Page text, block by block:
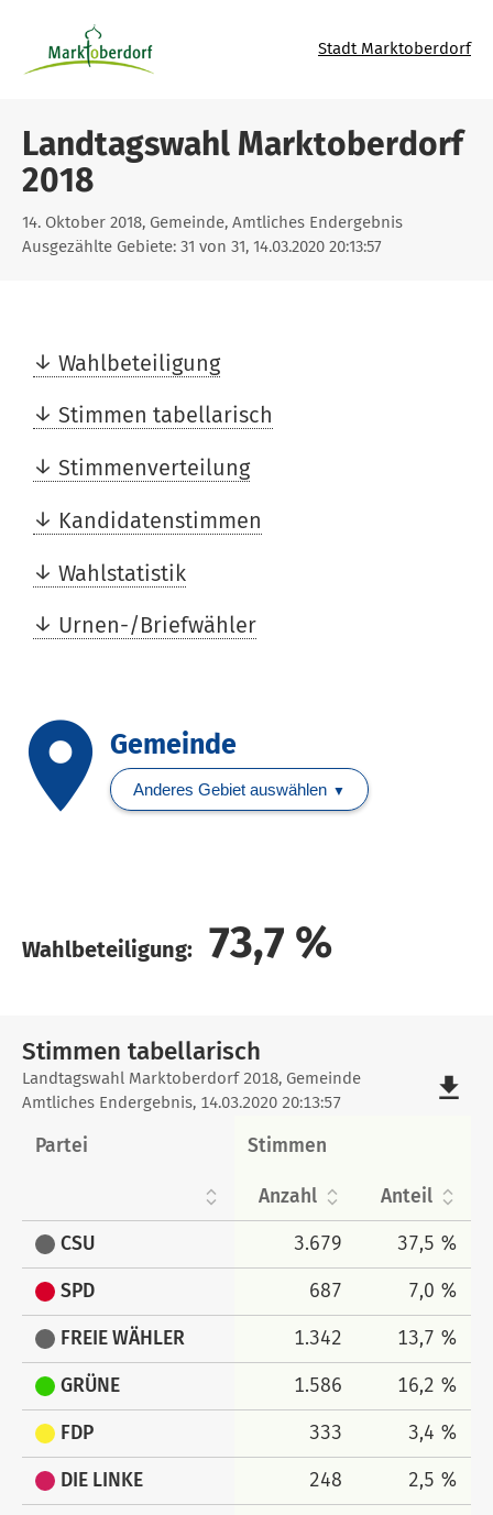
Stadt Marktoberdorf
Landtagswahl Marktoberdorf
2018
14. Oktober 2018, Gemeinde, Amtliches Endergebnis
Ausgezählte Gebiete: 31 von 31, 14.03.2020 20:13:57
Wahlbeteiligung
Stimmen tabellarisch
Stimmenverteilung
Kandidatenstimmen
Wahlstatistik
Urnen-/Briefwähler
placeGemeinde
Anderes Gebiet auswählen
Wahlbeteiligung: 73,7 %
Stimmen tabellarisch
Stimmen
tabellarisch
Landtagswahl Marktoberdorf 2018, Gemeinde
Amtliches Endergebnis, 14.03.2020 20:13:57
file_download
Partei Stimmen
Anzahl Anteil
CSU 3.679 37,5 %
SPD 687 7,0 %
FREIE WÄHLER 1.342 13,7 %
GRÜNE 1.586 16,2 %
FDP 333 3,4 %
DIE LINKE 248 2,5 %